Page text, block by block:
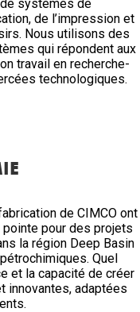
de systèmes de
de l’impression et
Nous utilisons des
qui répondent aux
travail en recherche-
technologiques.
de CIMCO ont
pour des projets
la région Deep Basin
Quel
et la capacité de créer
innovantes, adaptées